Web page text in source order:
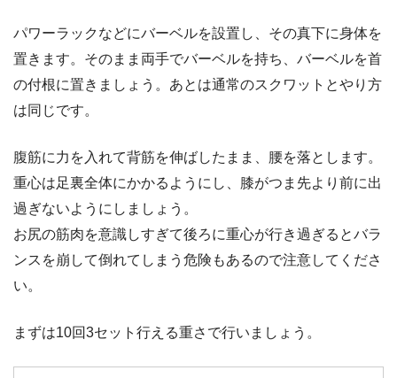
パワーラックなどにバーベルを設置し、その真下に身体を
置きます。そのまま両手でバーベルを持ち、バーベルを首
の付根に置きましょう。あとは通常のスクワットとやり方
は同じです。
腹筋に力を入れて背筋を伸ばしたまま、腰を落とします。
重心は足裏全体にかかるようにし、膝がつま先より前に出
過ぎないようにしましょう。
お尻の筋肉を意識しすぎて後ろに重心が行き過ぎるとバラ
ンスを崩して倒れてしまう危険もあるので注意してくださ
い。
まずは10回3セット行える重さで行いましょう。